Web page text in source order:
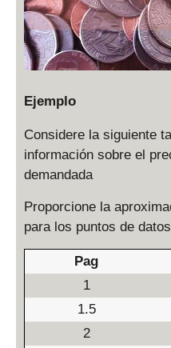
Ejemplo
Considere la siguiente
información sobre el
demandada
Proporcione la
para los puntos de
Pag
1
1.5
2